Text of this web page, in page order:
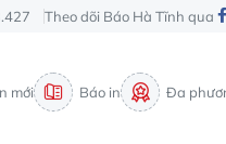
Theo dõi Báo Hà Tĩnh qua
mới Báo in Đa